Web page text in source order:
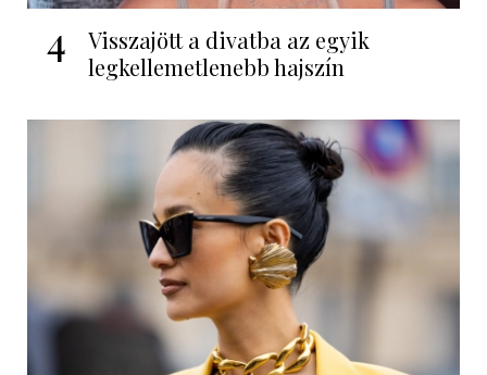
4
Visszajött a divatba az egyik
legkellemetlenebb hajszín